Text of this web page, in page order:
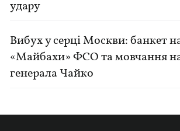
удару
Вибух у серці Москви: банкет
«Майбахи» ФСО та мовчання
генерала Чайко